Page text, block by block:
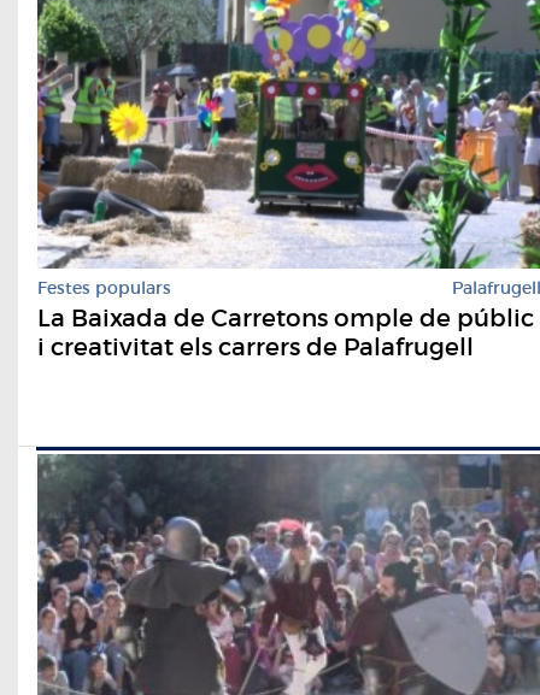
Festes populars Palafrugell
La Baixada de Carretons omple de públic
i creativitat els carrers de Palafrugell